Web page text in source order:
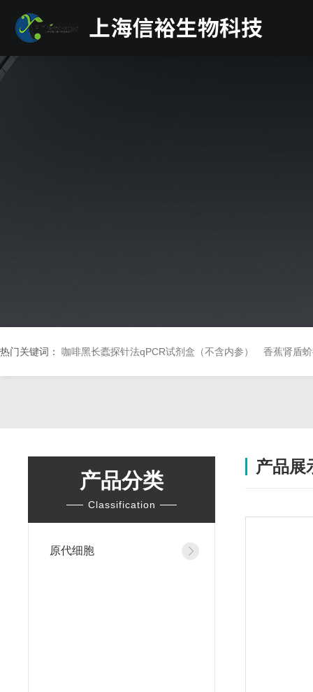
热门关键词： 咖啡黑长蠹探针法qPCR试剂盒（不含内参） 香蕉肾盾
产品分类
Classification
原代细胞
产品展